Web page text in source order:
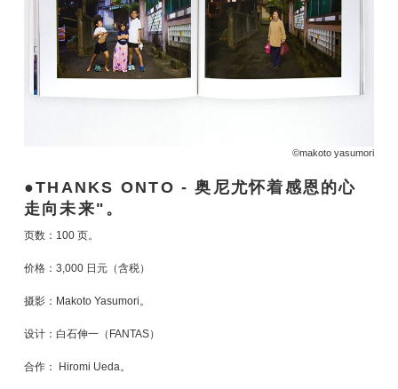
©️makoto yasumori
THANKS ONTO - 奥尼尤怀着感恩的心
走向未来"。
页数：100 页。
价格：3,000 日元（含税）
摄影：Makoto Yasumori。
设计：白石伸一（FANTAS）
合作： Hiromi Ueda。